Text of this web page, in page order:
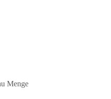
Menge